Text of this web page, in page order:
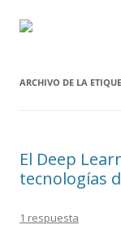
ARCHIVO DE LA
El Deep
tecnologías
1 respuesta